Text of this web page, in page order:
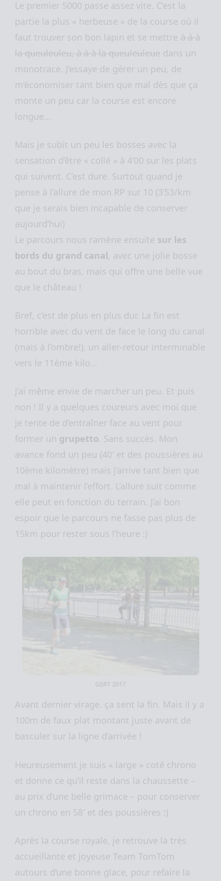
Le premier 5000 passe assez vite. C’est la
partie la plus « herbeuse » de la course où il
faut trouver son bon lapin et se mettre à à à
la queuleuleu, à à à la queuleuleue dans un
monotrace. J’essaye de gérer un peu, de
m’économiser tant bien que mal dès que ça
monte un peu car la course est encore
longue…
Mais je subit un peu les bosses avec la
sensation d’être « collé » à 4’00 sur les plats
qui suivent. C’est dure. Surtout quand je
pense à l’allure de mon RP sur 10 (3’53/km
que je serais bien incapable de conserver
aujourd’hui)
Le parcours nous ramène ensuite sur les
bords du grand canal, avec une jolie bosse
au bout du bras, mais qui offre une belle vue
que le château !
Bref, c’est de plus en plus dur. La fin est
horrible avec du vent de face le long du canal
(mais à l’ombre!), un aller-retour interminable
vers le 11ème kilo…
J’ai même envie de marcher un peu. Et puis
non ! Il y a quelques coureurs avec moi que
je tente de d’entraîner face au vent pour
former un grupetto. Sans succès. Mon
avance fond un peu (40′ et des poussières au
10ème kilomètre) mais j’arrive tant bien que
mal à maintenir l’effort. L’allure suit comme
elle peut en fonction du terrain. J’ai bon
espoir que le parcours ne fasse pas plus de
15km pour rester sous l’heure :)
GSRT 2017
Avant dernier virage. ça sent la fin. Mais il y a
100m de faux plat montant juste avant de
basculer sur la ligne d’arrivée !
Heureusement je suis « large » coté chrono
et donne ce qu’il reste dans la chaussette –
au prix d’une belle grimace – pour conserver
un chrono en 58′ et des poussières :)
Après la course royale, je retrouve la très
accueillante et joyeuse Team TomTom
autours d’une bonne glace, pour refaire la